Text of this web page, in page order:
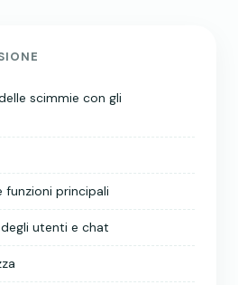
scimmie con gli
principali
utenti e chat